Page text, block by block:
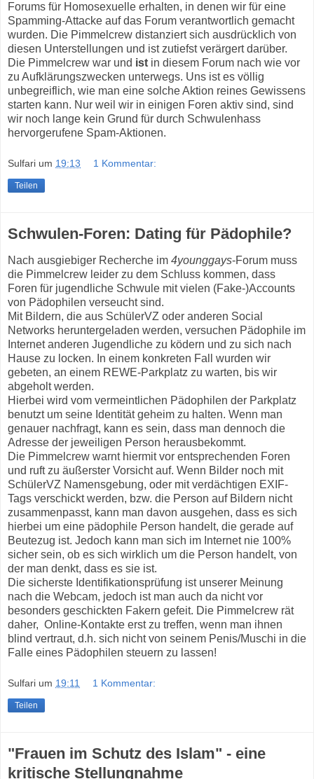
Forums für Homosexuelle erhalten, in denen wir für eine
Spamming-Attacke auf das Forum verantwortlich gemacht
wurden. Die Pimmelcrew distanziert sich ausdrücklich von
diesen Unterstellungen und ist zutiefst verärgert darüber.
Die Pimmelcrew war und ist in diesem Forum nach wie vor
zu Aufklärungszwecken unterwegs. Uns ist es völlig
unbegreiflich, wie man eine solche Aktion reines Gewissens
starten kann. Nur weil wir in einigen Foren aktiv sind, sind
wir noch lange kein Grund für durch Schwulenhass
hervorgerufene Spam-Aktionen.
Sulfari um 19:13 1 Kommentar:
Teilen
Schwulen-Foren: Dating für Pädophile?
Nach ausgiebiger Recherche im 4younggays-Forum muss
die Pimmelcrew leider zu dem Schluss kommen, dass
Foren für jugendliche Schwule mit vielen (Fake-)Accounts
von Pädophilen verseucht sind.
Mit Bildern, die aus SchülerVZ oder anderen Social
Networks heruntergeladen werden, versuchen Pädophile im
Internet anderen Jugendliche zu ködern und zu sich nach
Hause zu locken. In einem konkreten Fall wurden wir
gebeten, an einem REWE-Parkplatz zu warten, bis wir
abgeholt werden.
Hierbei wird vom vermeintlichen Pädophilen der Parkplatz
benutzt um seine Identität geheim zu halten. Wenn man
genauer nachfragt, kann es sein, dass man dennoch die
Adresse der jeweiligen Person herausbekommt.
Die Pimmelcrew warnt hiermit vor entsprechenden Foren
und ruft zu äußerster Vorsicht auf. Wenn Bilder noch mit
SchülerVZ Namensgebung, oder mit verdächtigen EXIF-
Tags verschickt werden, bzw. die Person auf Bildern nicht
zusammenpasst, kann man davon ausgehen, dass es sich
hierbei um eine pädophile Person handelt, die gerade auf
Beutezug ist. Jedoch kann man sich im Internet nie 100%
sicher sein, ob es sich wirklich um die Person handelt, von
der man denkt, dass es sie ist.
Die sicherste Identifikationsprüfung ist unserer Meinung
nach die Webcam, jedoch ist man auch da nicht vor
besonders geschickten Fakern gefeit. Die Pimmelcrew rät
daher, Online-Kontakte erst zu treffen, wenn man ihnen
blind vertraut, d.h. sich nicht von seinem Penis/Muschi in die
Falle eines Pädophilen steuern zu lassen!
Sulfari um 19:11 1 Kommentar:
Teilen
"Frauen im Schutz des Islam" - eine
kritische Stellungnahme